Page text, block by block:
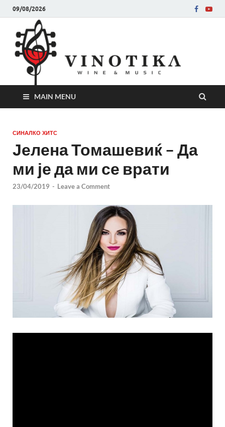
09/08/2026
MAIN MENU
СИНАЛКО ХИТС
Јелена Томашевиќ – Да
ми је да ми се врати
23/04/2019 - Leave a Comment